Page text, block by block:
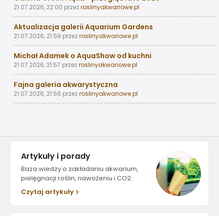
21.07.2026, 22:00 przezroslinyakwariowe.pl
Aktualizacja galerii Aquarium Gardens
21.07.2026, 21:59 przezroslinyakwariowe.pl
Michał Adamek o AquaShow od kuchni
21.07.2026, 21:57 przezroslinyakwariowe.pl
Fajna galeria akwarystyczna
21.07.2026, 21:56 przezroslinyakwariowe.pl
Artykuły i porady
Baza wiedzy o zakładaniu akwarium,
pielęgnacji roślin, nawożeniu i CO2.
Czytaj artykuły